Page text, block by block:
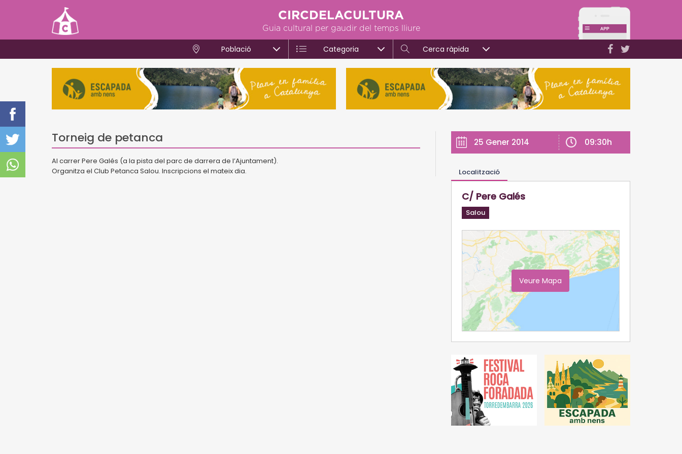
CIRCDELACULTURA
Guia cultural per gaudir del temps lliure
Població Categoria Cerca ràpida
Torneig de petanca
Al carrer Pere Galés (a la pista del parc de darrera de l’Ajuntament).
Organitza el Club Petanca Salou. Inscripcions el mateix dia.
25 Gener 2014 09:30h
Localització
C/ Pere Galés
Salou
Veure Mapa